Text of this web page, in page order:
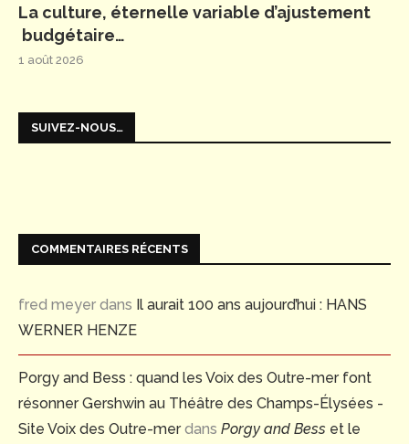
La culture, éternelle variable d’ajustement
budgétaire…
1 août 2026
SUIVEZ-NOUS…
COMMENTAIRES RÉCENTS
fred meyer dans Il aurait 100 ans aujourd’hui : HANS
WERNER HENZE
Porgy and Bess : quand les Voix des Outre-mer font
résonner Gershwin au Théâtre des Champs-Élysées -
Site Voix des Outre-merdans Porgy and Bess et le